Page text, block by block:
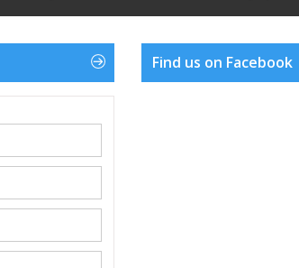
Find us on Facebook